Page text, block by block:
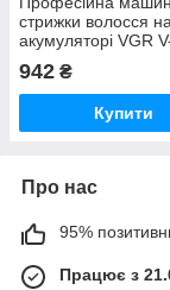
стрижки волосся
акумуляторі VGR
Машинка для
чоловіча XZ-23
942 ₴
Купити
Про нас
95%
Працює з